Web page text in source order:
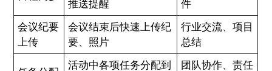
推送提醒
件
会议纪要
上传
会议结束后快速上传纪
要、照片
行业交流、项目
总结
活动中各项任务分配到
团队协作、责任